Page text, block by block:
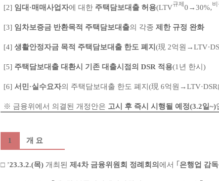
[2] 임대·매매사업자에 대한 주택담보대출 허용(LTV규제 0→30%,비
[3] 임차보증금 반환목적 주택담보대출의 각종 제한 규정 완화
[4] 생활안정자금 목적 주택담보대출 한도 폐지(現 2억원
[5] 주택담보대출 대환시 기존 대출시점의 DSR 적용(1년 한시)
[6] 서민·실수요자의 주택담보대출 한도 폐지(現 6억원
※ 금융위에서 의결된 개정안은 고시 후 즉시 시행될 예정(3.2일~)
1 개 요
□ ’23.3.2.(목)개최된 제4차 금융위원회 정례회의 에서 ｢ 은행업 감